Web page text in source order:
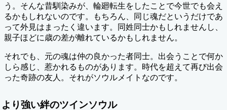
う。そんな昔馴染みが、輪廻転生をしたことで今世でも会え
るかもしれないのです。もちろん、同じ魂だというだけであ
って外見はまったく違います。同姓同士かもしれませんし、
親子ほどに歳の差が離れているかもしれません。
それでも、元の魂は仲の良かった者同士。出会うことで何か
しら感じ、惹かれるものがあります。時代を超えて再び出会
った奇跡の友人。それがソウルメイトなのです。
より強い絆のツインソウル